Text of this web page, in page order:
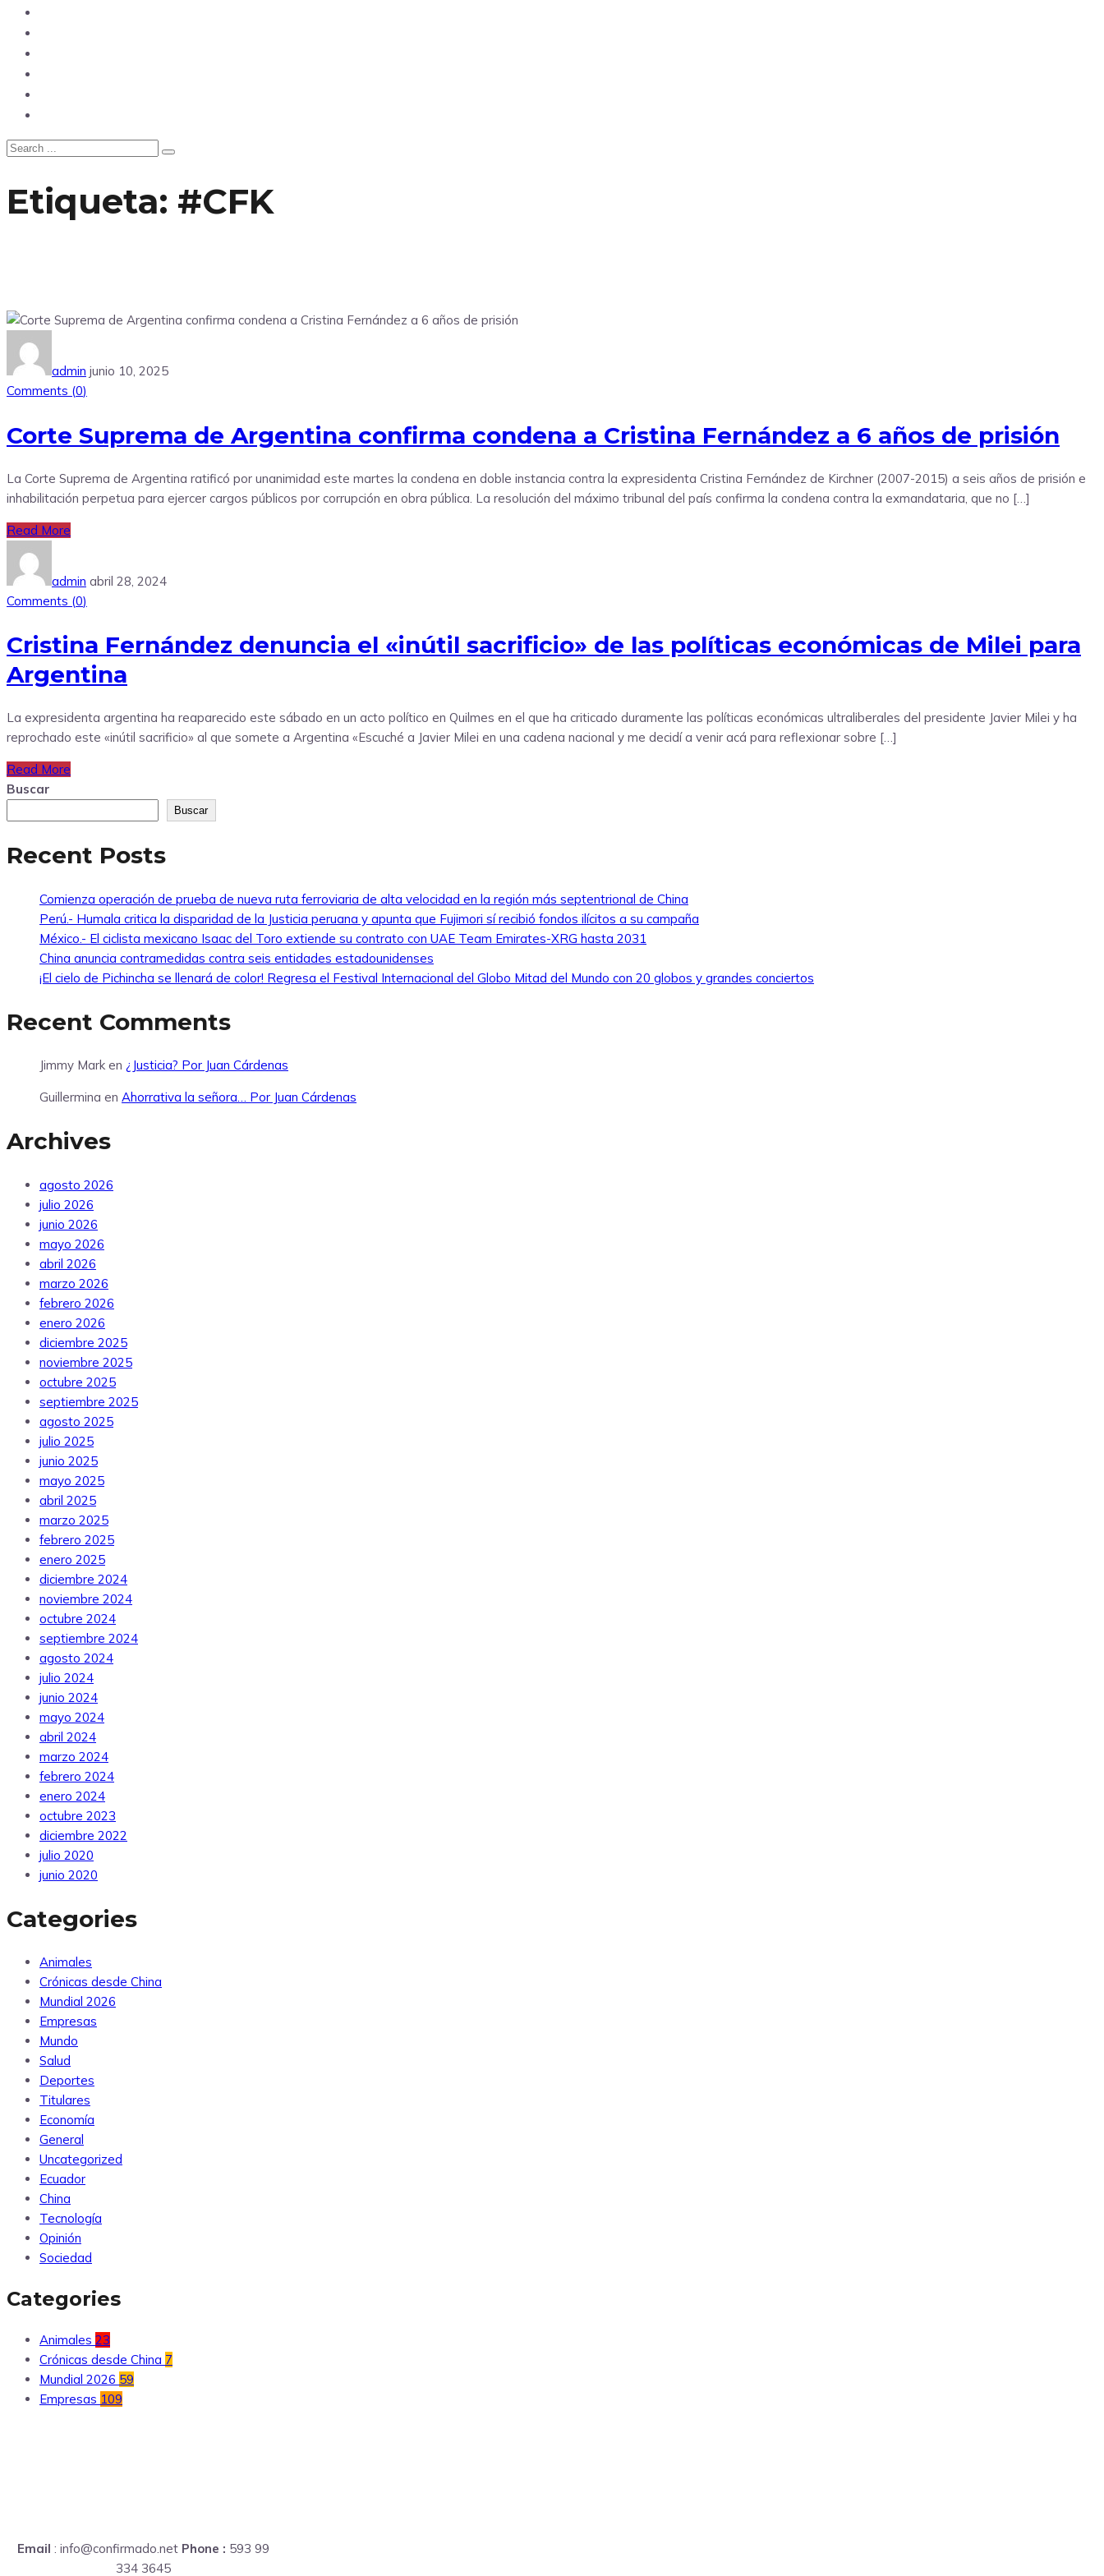
Etiqueta: #CFK
admin junio 10, 2025
Comments (0)
Corte Suprema de Argentina confirma condena a Cristina Fernández a 6 años de prisión
La Corte Suprema de Argentina ratificó por unanimidad este martes la condena en doble instancia contra la expresidenta Cristina Fernández de Kirchner (2007-2015) a seis años de prisión e
inhabilitación perpetua para ejercer cargos públicos por corrupción en obra pública. La resolución del máximo tribunal del país confirma la condena contra la exmandataria, que no […]
Read More
admin abril 28, 2024
Comments (0)
Cristina Fernández denuncia el «inútil sacrificio» de las políticas económicas de Milei para
Argentina
La expresidenta argentina ha reaparecido este sábado en un acto político en Quilmes en el que ha criticado duramente las políticas económicas ultraliberales del presidente Javier Milei y ha
reprochado este «inútil sacrificio» al que somete a Argentina «Escuché a Javier Milei en una cadena nacional y me decidí a venir acá para reflexionar sobre […]
Read More
Buscar
Buscar
Recent Posts
Comienza operación de prueba de nueva ruta ferroviaria de alta velocidad en la región más septentrional de China
Perú.- Humala critica la disparidad de la Justicia peruana y apunta que Fujimori sí recibió fondos ilícitos a su campaña
México.- El ciclista mexicano Isaac del Toro extiende su contrato con UAE Team Emirates-XRG hasta 2031
China anuncia contramedidas contra seis entidades estadounidenses
¡El cielo de Pichincha se llenará de color! Regresa el Festival Internacional del Globo Mitad del Mundo con 20 globos y grandes conciertos
Recent Comments
Jimmy Mark en ¿Justicia? Por Juan Cárdenas
Guillermina en Ahorrativa la señora… Por Juan Cárdenas
Archives
agosto 2026
julio 2026
junio 2026
mayo 2026
abril 2026
marzo 2026
febrero 2026
enero 2026
diciembre 2025
noviembre 2025
octubre 2025
septiembre 2025
agosto 2025
julio 2025
junio 2025
mayo 2025
abril 2025
marzo 2025
febrero 2025
enero 2025
diciembre 2024
noviembre 2024
octubre 2024
septiembre 2024
agosto 2024
julio 2024
junio 2024
mayo 2024
abril 2024
marzo 2024
febrero 2024
enero 2024
octubre 2023
diciembre 2022
julio 2020
junio 2020
Categories
Animales
Crónicas desde China
Mundial 2026
Empresas
Mundo
Salud
Deportes
Titulares
Economía
General
Uncategorized
Ecuador
China
Tecnología
Opinión
Sociedad
Categories
Animales 23
Crónicas desde China 7
Mundial 2026 59
Empresas 109
Email : info@confirmado.net Phone : 593 99
334 3645